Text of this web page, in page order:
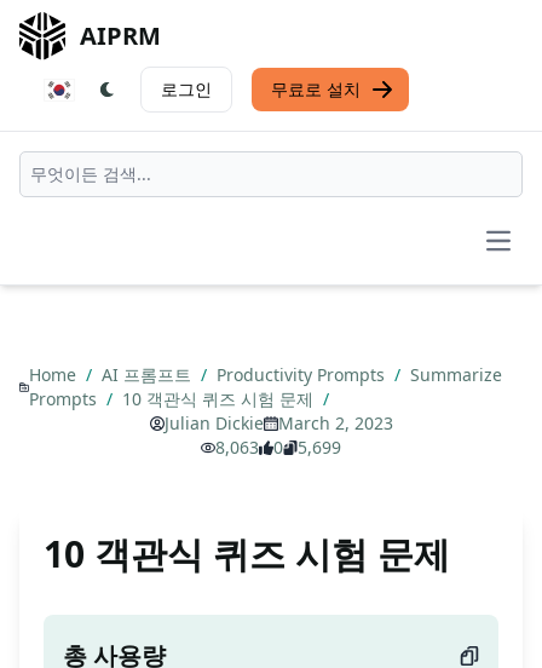
AIPRM
로그인 무료로 설치
Home / AI 프롬프트 / Productivity Prompts / Summarize
Prompts / 10 객관식 퀴즈 시험 문제 /
Julian Dickie
March 2, 2023
8,063
0 5,699
10 객관식 퀴즈 시험 문제
총 사용량